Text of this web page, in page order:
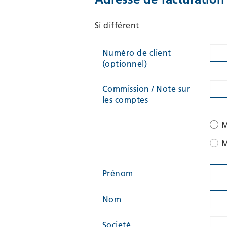
Si différent
Numèro de client
(optionnel)
Commission / Note sur
les comptes
Prénom
Nom
Societé